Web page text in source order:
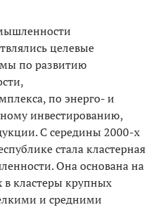
целевые
по развитию
по энерго- и
инвестированию,
С середины 2000-х
стала кластерная
Она основана на
кластеры крупных
и средними